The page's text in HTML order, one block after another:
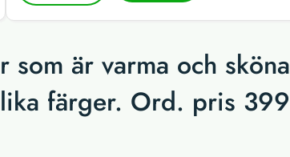
som är varma och sköna
färger. Ord. pris 399